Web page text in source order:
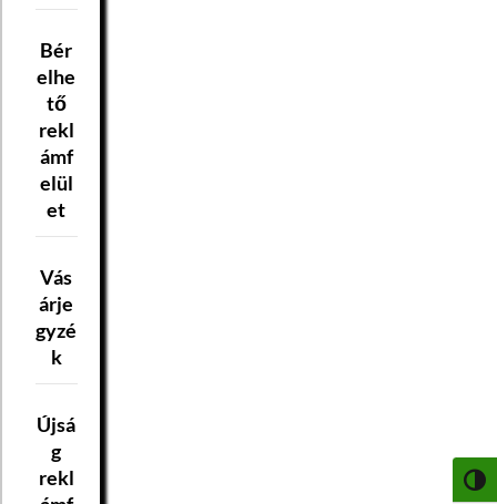
Bér
elhe
tő
rekl
ámf
elül
et
Vás
árje
gyzé
k
Újsá
g
rekl